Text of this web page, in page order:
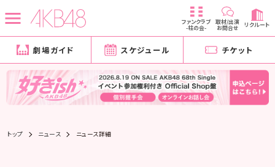
ファンクラブ
-柱の会-
取材/出演
お問合せ リクルート
劇場ガイド スケジュール チケット
トップ ニュース ニュース詳細